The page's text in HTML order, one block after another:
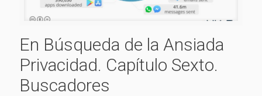
En Búsqueda de la Ansiada
Privacidad. Capítulo Sexto.
Buscadores